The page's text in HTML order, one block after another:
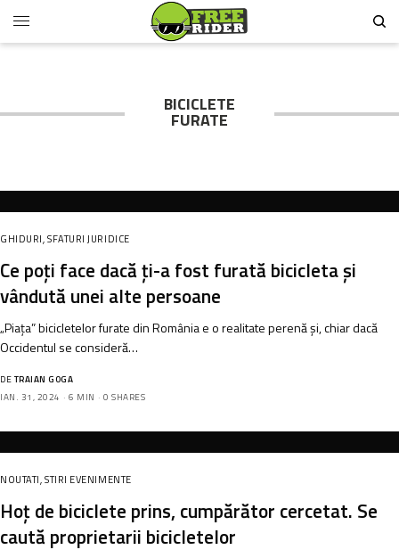
BICICLETE
FURATE
GHIDURI,SFATURI JURIDICE
Ce poți face dacă ți-a fost furată bicicleta și
vândută unei alte persoane
„Piața” bicicletelor furate din România e o realitate perenă și, chiar dacă
Occidentul se consideră…
DE TRAIAN GOGA
IAN. 31, 2024
6 MIN 0 SHARES
NOUTATI,STIRI EVENIMENTE
Hoț de biciclete prins, cumpărător cercetat. Se
caută proprietarii bicicletelor